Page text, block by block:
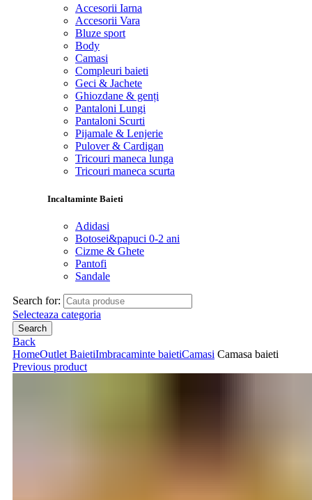
Accesorii Iarna
Accesorii Vara
Bluze sport
Body
Camasi
Compleuri baieti
Geci & Jachete
Ghiozdane & genți
Pantaloni Lungi
Pantaloni Scurti
Pijamale & Lenjerie
Pulover & Cardigan
Tricouri maneca lunga
Tricouri maneca scurta
Incaltaminte Baieti
Adidasi
Botosei&papuci 0-2 ani
Cizme & Ghete
Pantofi
Sandale
Search for:
Selecteaza categoria
Search
Back
HomeOutlet BaietiImbracaminte baietiCamasi Camasa baieti
Previous product